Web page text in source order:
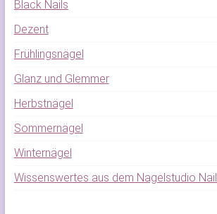
Black Nails
Dezent
Frühlingsnägel
Glanz und Glemmer
Herbstnägel
Sommernägel
Winternägel
Wissenswertes aus dem Nagelstudio